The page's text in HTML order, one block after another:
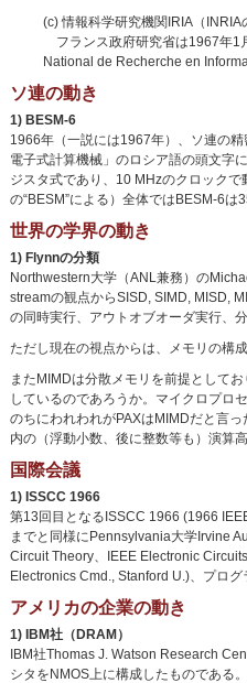
(c) 情報科学研究機関IRIA（INRIA
フランス政府研究省は1967年1
National de Recherche en
ソ連の動き
1) BESM-6
1966年（一説には1967年）、ソ連の
電子式計算機械」のロシア語の頭文字
ジスタ式であり、10 MHzのクロック
の“BESM”による）全体ではBESM-6は
世界の学界の動き
1) Flynnの分類
Northwestern大学（ANL兼務）の
streamの観点からSISD, SIMD, MISD,
の同時実行、アウトオブオーダ実行、
ただし現在の視点からは、メモリの構
またMIMDは分散メモリを前提として
しているのであろうか。マイクロプロ
のちにわれわれがPAXはMIMDだと言
内の（浮動小数、後に整数等も）演算
国際会議
1) ISSCC 1966
第13回目となるISSCC 1966 (1966
までと同様にPennsylvania大学Irvine
Circuit Theory、IEEE Electronic
Electronics Cmd., Stanford U.)、プロ
アメリカの企業の動き
1) IBM社（DRAM）
IBM社Thomas J. Watson Research
シタをNMOS上に構成したものである